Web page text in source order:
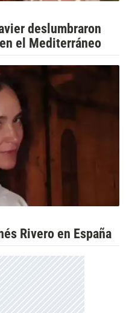
deslumbraron
el Mediterráneo
Rivero en España